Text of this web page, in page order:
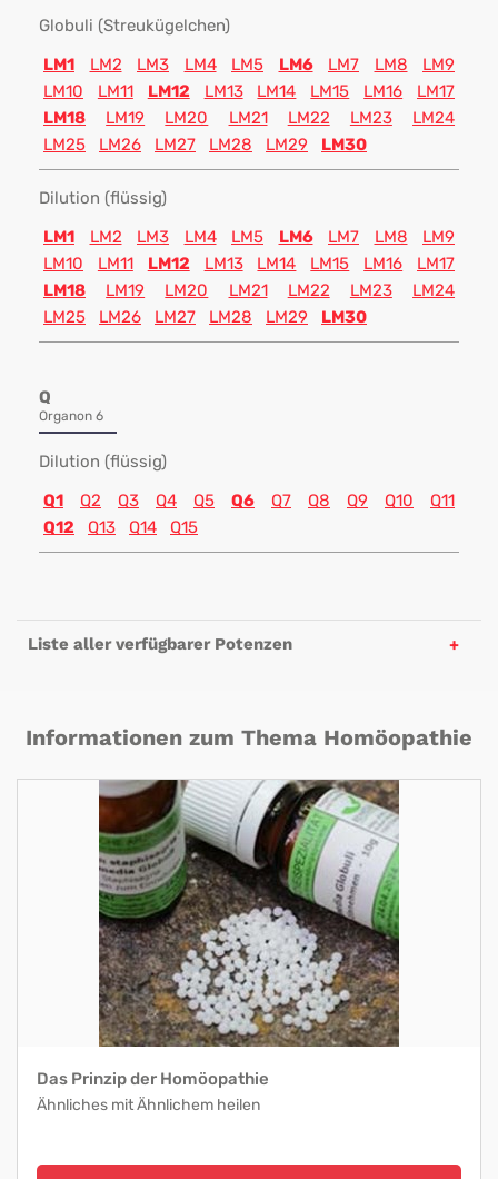
Globuli (Streukügelchen)
LM1
LM2 LM3 LM4 LM5 LM6 LM7 LM8
LM9
LM10
LM11 LM12 LM13 LM14 LM15 LM16
LM17
LM18
LM19 LM20 LM21 LM22 LM23
LM24
LM25
LM26 LM27 LM28 LM29 LM30
Dilution (flüssig)
LM1
LM2 LM3 LM4 LM5 LM6 LM7 LM8
LM9
LM10
LM11 LM12 LM13 LM14 LM15 LM16
LM17
LM18
LM19 LM20 LM21 LM22 LM23
LM24
LM25
LM26 LM27 LM28 LM29 LM30
Q
Organon 6
Dilution (flüssig)
Q1
Q2 Q3 Q4 Q5 Q6 Q7 Q8 Q9 Q10
Q11
Q12
Q13 Q14 Q15
Liste aller verfügbarer Potenzen
Informationen zum Thema Homöopathie
Das Prinzip der Homöopathie
Ähnliches mit Ähnlichem heilen